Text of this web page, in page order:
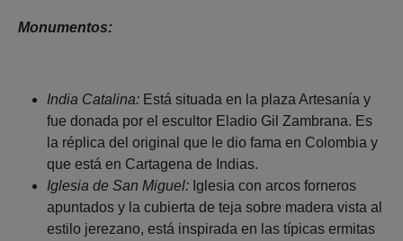
Monumentos:
India Catalina: Está situada en la plaza Artesanía y
fue donada por el escultor Eladio Gil Zambrana. Es
la réplica del original que le dio fama en Colombia y
que está en Cartagena de Indias.
Iglesia de San Miguel: Iglesia con arcos forneros
apuntados y la cubierta de teja sobre madera vista al
estilo jerezano, está inspirada en las típicas ermitas